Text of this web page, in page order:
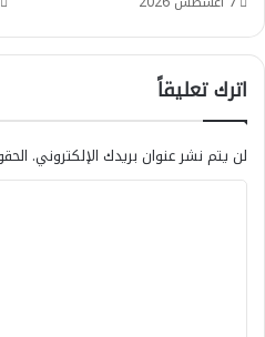
اترك تعليقاً
لن يتم نشر عنوان بريدك الإلكتروني.